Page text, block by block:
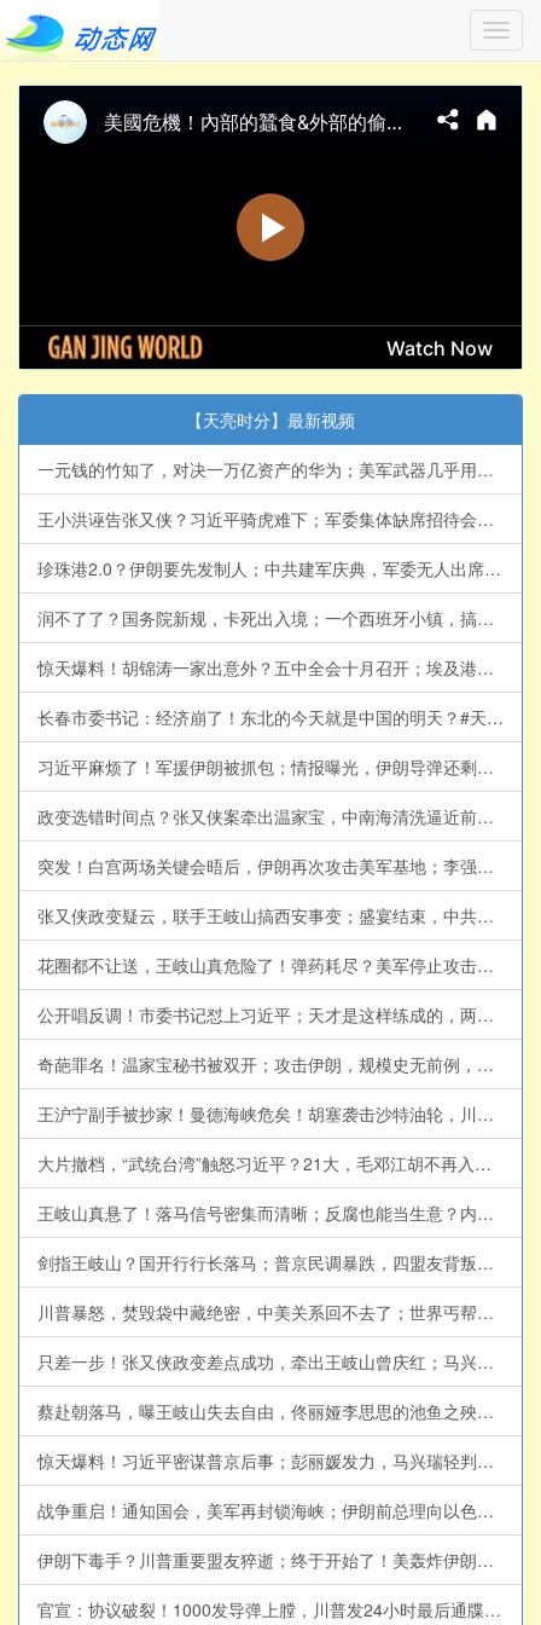
【天亮时分】最新视频
一元钱的竹知了，对决一万亿资产的华为；美军武器几乎用尽？与伊朗再次达成共识？(天亮论政第2063集 20260804)
王小洪诬告张又侠？习近平骑虎难下；军委集体缺席招待会，董军或有大麻烦；伊朗局势紧绷，内部起义随时爆发(天亮论政第2062集 20260803)
珍珠港2.0？伊朗要先发制人；中共建军庆典，军委无人出席，胡锦涛离世消息为何此时传出？薄熙来2.0，陈文清打黑除恶(天亮论政第2061集 20260802)
润不了了？国务院新规，卡死出入境；一个西班牙小镇，搞垮欧盟？美国将轰炸伊朗能源设施，伊朗列报复清单(天亮论政第2059集 20260731)
惊天爆料！胡锦涛一家出意外？五中全会十月召开；埃及港口遭轰炸，沙特成立海上联盟；传又一正部级落马，剑指王岐山(天亮论政第2058集 20260730)
长春市委书记：经济崩了！东北的今天就是中国的明天？#天亮论政 @RoundTableKnights9
习近平麻烦了！军援伊朗被抓包；情报曝光，伊朗导弹还剩这么多，美军今夜重拳出击；参议院听证剑拔弩张，福奇面临起诉(天亮论政第2057集 20260729)
政变选错时间点？张又侠案牵出温家宝，中南海清洗逼近前朝元老#天亮论政 @RoundTableKnights9
突发！白宫两场关键会晤后，伊朗再次攻击美军基地；李强代行，习近平打破50年惯例；纽约市长公布公私合营计划(天亮论政第2056集 20260728)
张又侠政变疑云，联手王岐山搞西安事变；盛宴结束，中共盯上这200万富人；美伊协议将有关键突破？(天亮论政第2055集 20260727)
花圈都不让送，王岐山真危险了！弹药耗尽？美军停止攻击伊朗；俄罗斯再向朝鲜征兵(天亮论政第2054集 20260726)
公开唱反调！市委书记怼上习近平；天才是这样练成的，两华人获数学界诺奖；川普又TACO？伊朗周末无战事(天亮论政第2052集 20260724)
奇葩罪名！温家宝秘书被双开；攻击伊朗，规模史无前例，英法撤离大使；江金权投靠王岐山？习永不信任的两个部门(天亮论政第2051集 20260723)
王沪宁副手被抄家！曼德海峡危矣！胡塞袭击沙特油轮，川普如何应对？(天亮论政第2050集 20260722)
大片撤档，“武统台湾”触怒习近平？21大，毛邓江胡不再入宪，习近平思想一统江湖；美国下决心，攻击伊朗隐秘核设施(天亮论政第2049集20260721)
王岐山真悬了！落马信号密集而清晰；反腐也能当生意？内鬼靠泄密发财；美伊重回谈判？乌克兰军方危机加剧(天亮论政第2048集20260720)
剑指王岐山？国开行行长落马；普京民调暴跌，四盟友背叛；美军摧毁革命卫队指挥部，小哈逃离伊朗？(天亮论政第2047集 20260719)
川普暴怒，焚毁袋中藏绝密，中美关系回不去了；世界丐帮大会，习近平成帮主；美军大规模集结，伊朗战势升级(天亮论政第2045集 20260717)
只差一步！张又侠政变差点成功，牵出王岐山曾庆红；马兴瑞落马秘闻，未对太子下死手；美国炸桥，胡塞欲锁死曼德海峡(天亮论政第2044集 20260716)
蔡赴朝落马，曝王岐山失去自由，佟丽娅李思思的池鱼之殃；习近平亲赴上海，业主苦不堪言；政治风险极高，川普考虑夺岛(天亮论政第2043集 20260715)
惊天爆料！习近平密谋普京后事；彭丽媛发力，马兴瑞轻判？川普：美军下周袭击伊朗桥梁和发电厂(天亮论政第2042集 20260714)
战争重启！通知国会，美军再封锁海峡；伊朗前总理向以色列投诚；史无前例，中共批复刺激消费5年计划(天亮论政第2041集 20260713)
伊朗下毒手？川普重要盟友猝逝；终于开始了！美轰炸伊朗石化枢纽，政权更迭势在必行(天亮论政第2040集20260712)
官宣：协议破裂！1000发导弹上膛，川普发24小时最后通牒！半世纪友谊一夜清零，习近平要送陈希去秦城？(天亮论政第2039集 20260711) 指月闲谈 #章天亮